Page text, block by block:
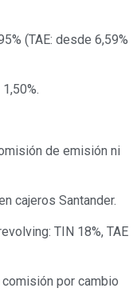
(TAE: desde 6,59%
de emisión ni
cajeros Santander.
TIN 18%, TAE
por cambio